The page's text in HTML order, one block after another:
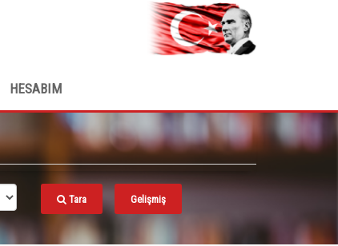
HESABIM
Tara Gelişmiş